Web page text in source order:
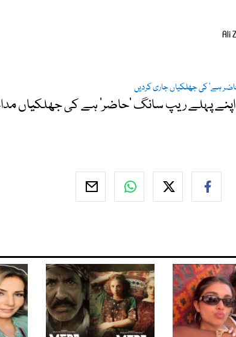
ہے' کی جھلکیاں جاری کردیں
علی ظفر نے 2 روز قبل اپنے پہلے ریپ سانگ 'حاضر' ہے کی جھلکیاں